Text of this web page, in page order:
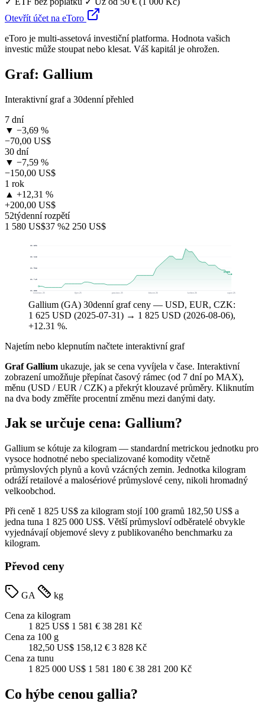
Otevřít účet na eToro
eToro je multi-assetová investiční platforma. Hodnota vašich
investic může stoupat nebo klesat. Váš kapitál je ohrožen.
Graf: Gallium
Interaktivní graf a 30denní přehled
7 dní
▼ −3,69 %
−70,00 US$
30 dní
▼ −7,59 %
−150,00 US$
1 rok
▲ +12,31 %
+200,00 US$
52týdenní rozpětí
1 580 US$37 %2 250 US$
$1 553
$1 740
$1 928
$2 115
$2 302
červenec 25 říjen 25 prosinec 25 březen 26 květen 26 srpen 26
$1 825
Gallium (GA) 30denní graf ceny — USD, EUR, CZK:
1 625 USD (2025-07-31) → 1 825 USD (2026-08-06),
+12.31 %.
Najetím nebo klepnutím načtete interaktivní graf
Graf Gallium ukazuje, jak se cena vyvíjela v čase. Interaktivní
zobrazení umožňuje přepínat časový rámec (od 7 dní po MAX),
měnu (USD / EUR / CZK) a překrýt klouzavé průměry. Kliknutím
na dva body změříte procentní změnu mezi danými daty.
Jak se určuje cena: Gallium?
Gallium se kótuje za kilogram — standardní metrickou jednotku pro
vysoce hodnotné nebo specializované komodity včetně
průmyslových plynů a kovů vzácných zemin. Jednotka kilogram
odráží retailové a malosériové průmyslové ceny, nikoli hromadný
velkoobchod.
Při ceně 1 825 US$ za kilogram stojí 100 gramů 182,50 US$ a
jedna tuna 1 825 000 US$. Větší průmysloví odběratelé obvykle
vyjednávají objemové slevy z publikovaného benchmarku za
kilogram.
Převod ceny
GA
kg
Cena za kilogram
1 825 US$ 1 581 € 38 281 Kč
Cena za 100 g
182,50 US$ 158,12 € 3 828 Kč
Cena za tunu
1 825 000 US$ 1 581 180 € 38 281 200 Kč
Co hýbe cenou gallia?